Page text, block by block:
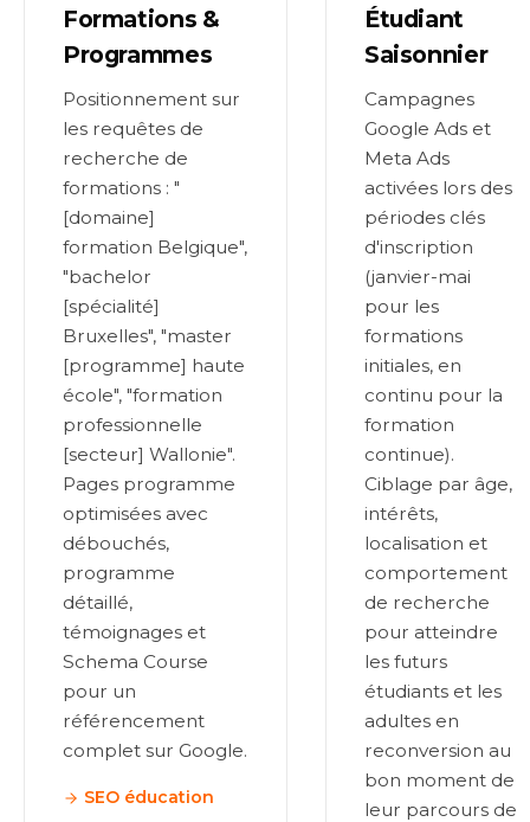
Formations &
Programmes
Positionnement sur
les requêtes de
recherche de
formations : "
[domaine]
formation Belgique",
"bachelor
[spécialité]
Bruxelles", "master
[programme] haute
école", "formation
professionnelle
[secteur] Wallonie".
Pages programme
optimisées avec
débouchés,
programme
détaillé,
témoignages et
Schema Course
pour un
référencement
complet sur Google.
SEO éducation
Étudiant
Saisonnier
Campagnes
Google Ads et
Meta Ads
activées lors des
périodes clés
d'inscription
(janvier-mai
pour les
formations
initiales, en
continu pour la
formation
continue).
Ciblage par âge,
intérêts,
localisation et
comportement
de recherche
pour atteindre
les futurs
étudiants et les
adultes en
reconversion au
bon moment de
leur parcours de